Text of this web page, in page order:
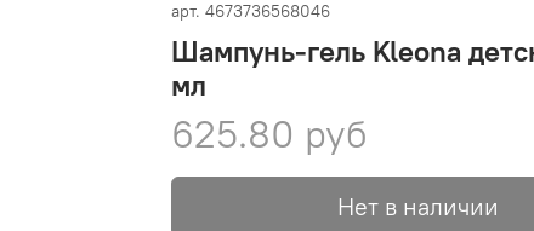
арт. 4673736568046
Шампунь-гель Kleona
мл
625.80 руб
Нет в наличии